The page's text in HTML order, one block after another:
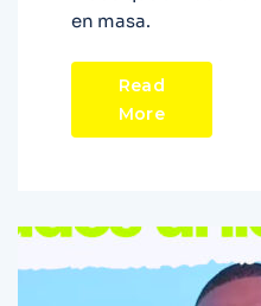
en masa.
Read
More